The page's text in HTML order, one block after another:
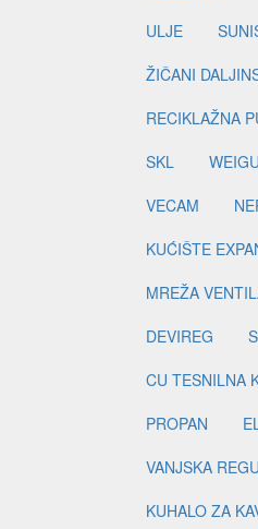
ULJE
ŽIČANI
RECIKLAŽNA
SKL
VECAM
KUĆIŠTE
MREŽA
DEVIREG
CU TESNILNA
PROPAN
VANJSKA
KUHALO ZA